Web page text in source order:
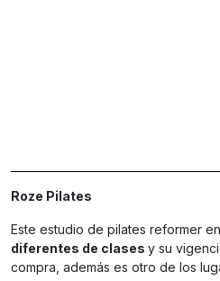
Roze Pilates
Este estudio de pilates reformer
diferentes de clases y su
compra, además es otro de los